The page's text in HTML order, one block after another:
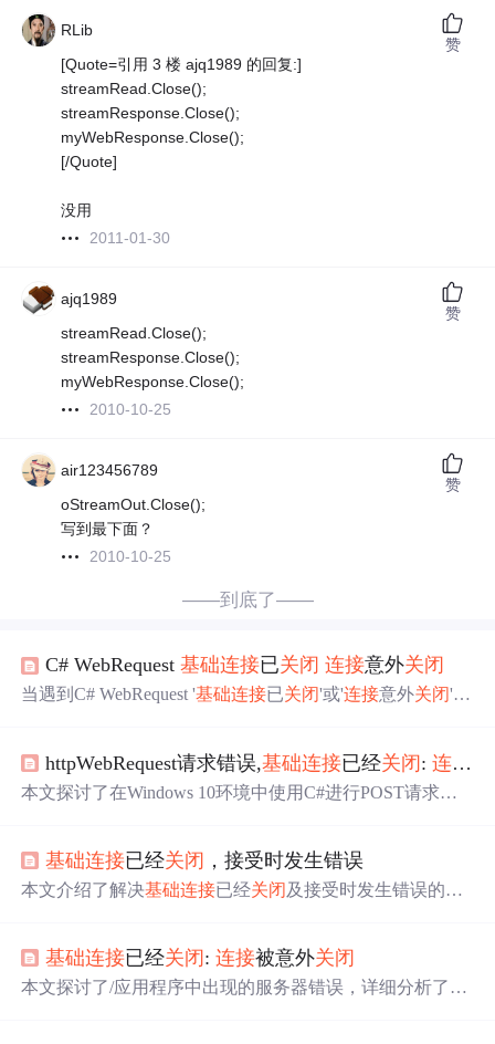
RLib
[Quote=引用 3 楼 ajq1989 的回复:]
streamRead.Close();
streamResponse.Close();
myWebResponse.Close();
[/Quote]
没用
2011-01-30
赞
ajq1989
streamRead.Close();
streamResponse.Close();
myWebResponse.Close();
2010-10-25
赞
air123456789
oStreamOut.Close();
写到最下面？
2010-10-25
赞
——到底了——
C# WebRequest基础连接已关闭 连接意外关闭
当遇到C# WebRequest '基础连接已关闭'或'连接意外关闭'的
设置request.ProtocolVersion为HttpVersion.Version10。若这些
方法无效，可能需要检查headers信息。
httpWebRequest请求错误,基础连接已经关闭:连接
本文探讨了在Windows 10环境中使用C#进行POST请求时
发送数据时的连接问题。
基础连接已经关闭 ，接受时发生错误
本文介绍了解决基础连接已经关闭 及接受时发生错误的问
基础连接已经关闭:连接被意外关闭
本文探讨了/应用程序中出现的服务器错误，详细分析了 基